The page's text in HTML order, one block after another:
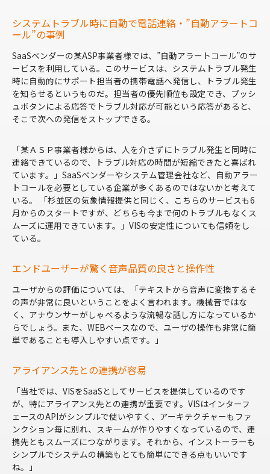
システムトラブル時に自動で電話連絡・”自動アラートコ
ール”の事例
SaaSベンダーの某ASP事業者様では、”自動アラートコール”のサ
ービスを利用している。このサービスは、システムトラブル発生
時に自動的にサポート担当者の携帯電話へ発信し、トラブル発生
を知らせるというものだ。担当者の優先順位も設定でき、プッシ
ュボタンによる応答でトラブル対応が可能という応答があると、
そこで次への発信をストップできる。
「某ＡＳＰ事業者様からは、人を介さずにトラブル発生と同時に
連絡できているので、トラブル対応の時間が短縮できたと喜ばれ
ています。」SaaSベンダーやシステム管理会社など、自動アラー
トコールを必要としている企業が多くあるのではないかと考えて
いる。 「杉並区の気象情報提供と同じく、こちらのサービスも6
月からのスタートですが、どちらも今まで何のトラブルもなくス
ムーズに運用できています。」VISの安定性についても信頼をし
ている。
エンドユーザーが驚く音声品質の良さと操作性
ユーザからの評価については、「テキストから音声に変換するそ
の声が非常に良いということをよく言われます。機械音ではな
く、アナウンサーがしゃべるような流暢な話し方になっているか
らでしょう。また、WEBベースなので、ユーザの操作も非常に簡
単であることも導入しやすい点です。」
アライアンス先との連携が容易
「当社では、VISをSaaSとしてサービスを提供しているのです
が、特にアライアンス先との連携が重要です。VISはインターフ
ェースのAPIがシンプルで使いやすく、アーキテクチャーもファ
ンクション毎に別れ、スキームが作りやすくなっているので、連
携先ともスムーズにつながります。それから、インストーラーも
シンプルでシステムの構築もとても簡単にできる点もいいです
ね。」